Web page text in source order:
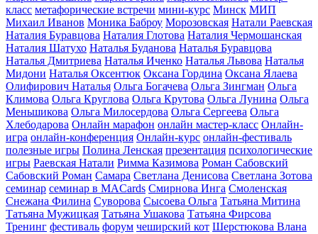
класс метафорические встречи мини-курс Минск МИП
Михаил Иванов Моника Баброу Морозовская Натали Раевская
Наталия Буравцова Наталия Глотова Наталия Чермошанская
Наталия Шатухо Наталья Буданова Наталья Буравцова
Наталья Дмитриева Наталья Иченко Наталья Львова Наталья
Мидони Наталья Оксентюк Оксана Гордина Оксана Ялаева
Олифирович Наталья Ольга Богачева Ольга Зингман Ольга
Климова Ольга Круглова Ольга Крутова Ольга Лунина Ольга
Меньшикова Ольга Милосердова Ольга Сергеева Ольга
Хлебодарова Онлайн марафон онлайн мастер-класс Онлайн-
игра онлайн-конференция Онлайн-курс онлайн-фестиваль
полезные игры Полина Ленская презентация психологические
игры Раевская Натали Римма Казимова Роман Сабовский
Сабовский Роман Самара Светлана Денисова Светлана Зотова
семинар семинар в MACards Смирнова Инга Смоленская
Снежана Филина Суворова Сысоева Ольга Татьяна Митина
Татьяна Мужицкая Татьяна Ушакова Татьяна Фирсова
Тренинг фестиваль форум чеширский кот Шерстюкова Влана